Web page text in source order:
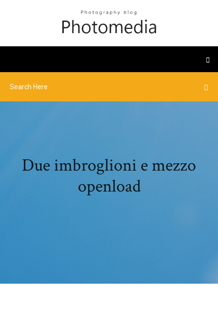
Due imbroglioni e mezzo
openload